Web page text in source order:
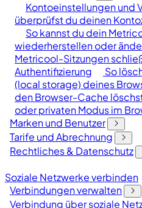
Kontoeinstellungen und
überprüfst du deinen
So kannst du dein
wiederherstellen oder
Metricool-Sitzungen
Authentifizierung
So
(local storage) deines
den Browser-Cache
oder privaten Modus im
Marken und Benutzer
Tarife und Abrechnung
Rechtliches & Datenschutz
Soziale Netzwerke verbinden
Verbindungen verwalten
Verbindung über soziale